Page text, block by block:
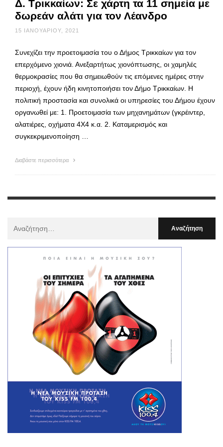
Δ. Τρικκαίων: Σε χάρτη τα 11 σημεία με
δωρεάν αλάτι για τον Λέανδρο
15 ΙΑΝΟΥΑΡΊΟΥ, 2021
Συνεχίζει την προετοιμασία του ο Δήμος Τρικκαίων για τον
επερχόμενο χιονιά. Ανεξαρτήτως χιονόπτωσης, οι χαμηλές
θερμοκρασίες που θα σημειωθούν τις επόμενες ημέρες στην
περιοχή, έχουν ήδη κινητοποιήσει τον Δήμο Τρικκαίων. Η
πολιτική προστασία και συνολικά οι υπηρεσίες του Δήμου έχουν
οργανωθεί με: 1. Προετοιμασία των μηχανημάτων (γκρέιντερ,
αλατιέρες, οχήματα 4Χ4 κ.α. 2. Καταμερισμός και
συγκεκριμενοποίηση …
Διαβάστε περισσότερα
: